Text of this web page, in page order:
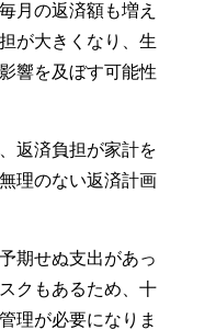
月の返済額も増え
が大きくなり、生
響を及ぼす可能性
返済負担が家計を
理のない返済計画
期せぬ支出があっ
クもあるため、十
理が必要になりま